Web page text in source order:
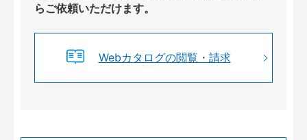
らご依頼いただけます。
Webカタログの閲覧・請求